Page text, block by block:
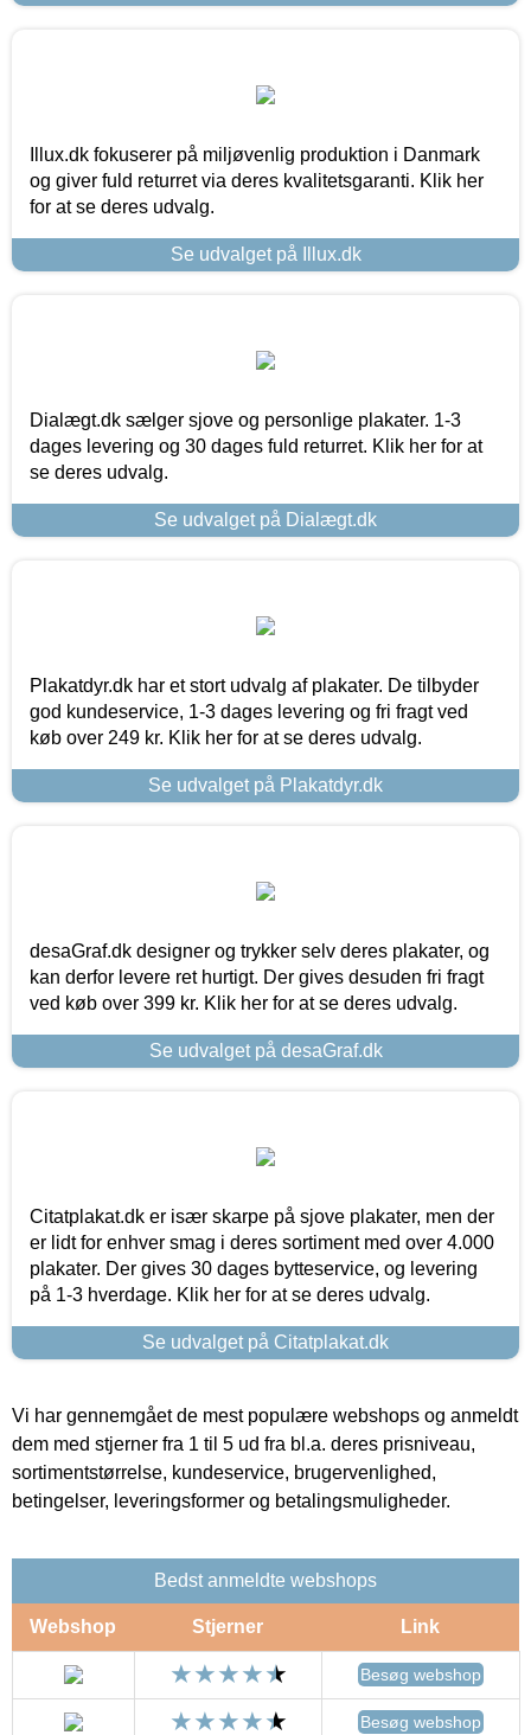
Illux.dk fokuserer på miljøvenlig produktion i Danmark
og giver fuld returret via deres kvalitetsgaranti. Klik her
for at se deres udvalg.
Se udvalget på Illux.dk
Dialægt.dk sælger sjove og personlige plakater. 1-3
dages levering og 30 dages fuld returret. Klik her for at
se deres udvalg.
Se udvalget på Dialægt.dk
Plakatdyr.dk har et stort udvalg af plakater. De tilbyder
god kundeservice, 1-3 dages levering og fri fragt ved
køb over 249 kr. Klik her for at se deres udvalg.
Se udvalget på Plakatdyr.dk
desaGraf.dk designer og trykker selv deres plakater, og
kan derfor levere ret hurtigt. Der gives desuden fri fragt
ved køb over 399 kr. Klik her for at se deres udvalg.
Se udvalget på desaGraf.dk
Citatplakat.dk er især skarpe på sjove plakater, men der
er lidt for enhver smag i deres sortiment med over 4.000
plakater. Der gives 30 dages bytteservice, og levering
på 1-3 hverdage. Klik her for at se deres udvalg.
Se udvalget på Citatplakat.dk
Vi har gennemgået de mest populære webshops og anmeldt
dem med stjerner fra 1 til 5 ud fra bl.a. deres prisniveau,
sortimentstørrelse, kundeservice, brugervenlighed,
betingelser, leveringsformer og betalingsmuligheder.
Bedst anmeldte webshops
Webshop Stjerner Link
Besøg webshop
Besøg webshop